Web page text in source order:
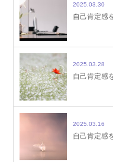
2025.03.30
自己肯定感
2025.03.28
自己肯定感
2025.03.16
自己肯定感